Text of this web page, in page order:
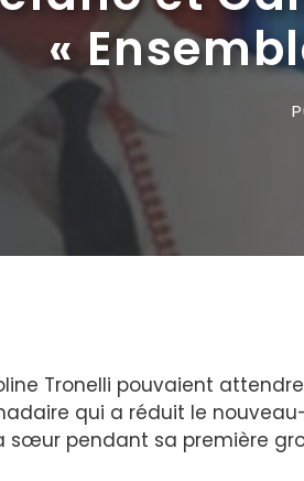
«
Tronelli pouvaient
qui a réduit le
sœur pendant sa première